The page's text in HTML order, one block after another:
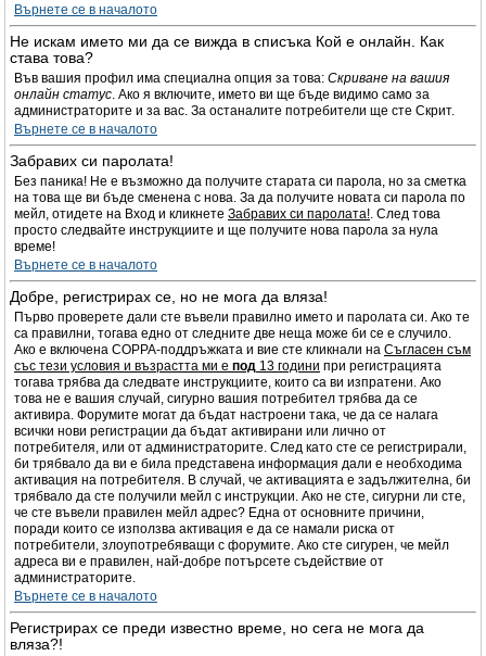
Върнете се в началото
Не искам името ми да се вижда в списъка Кой е онлайн. Как
става това?
Във вашия профил има специална опция за това: Скриване на вашия
онлайн статус. Ако я включите, името ви ще бъде видимо само за
администраторите и за вас. За останалите потребители ще сте Скрит.
Върнете се в началото
Забравих си паролата!
Без паника! Не е възможно да получите старата си парола, но за сметка
на това ще ви бъде сменена с нова. За да получите новата си парола по
мейл, отидете на Вход и кликнете Забравих си паролата!. След това
просто следвайте инструкциите и ще получите нова парола за нула
време!
Върнете се в началото
Добре, регистрирах се, но не мога да вляза!
Първо проверете дали сте въвели правилно името и паролата си. Ако те
са правилни, тогава едно от следните две неща може би се е случило.
Ако е включена COPPA-поддръжката и вие сте кликнали на Съгласен съм
със тези условия и възрастта ми е под 13 години при регистрацията
тогава трябва да следвате инструкциите, които са ви изпратени. Ако
това не е вашия случай, сигурно вашия потребител трябва да се
активира. Форумите могат да бъдат настроени така, че да се налага
всички нови регистрации да бъдат активирани или лично от
потребителя, или от администраторите. След като сте се регистрирали,
би трябвало да ви е била представена информация дали е необходима
активация на потребителя. В случай, че активацията е задължителна, би
трябвало да сте получили мейл с инструкции. Ако не сте, сигурни ли сте,
че сте въвели правилен мейл адрес? Една от основните причини,
поради които се използва активация е да се намали риска от
потребители, злоупотребяващи с форумите. Ако сте сигурен, че мейл
адреса ви е правилен, най-добре потърсете съдействие от
администраторите.
Върнете се в началото
Регистрирах се преди известно време, но сега не мога да
вляза?!